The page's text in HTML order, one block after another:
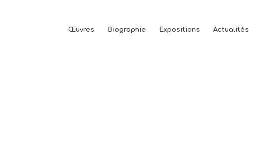
Œuvres Biographie Expositions Actualités